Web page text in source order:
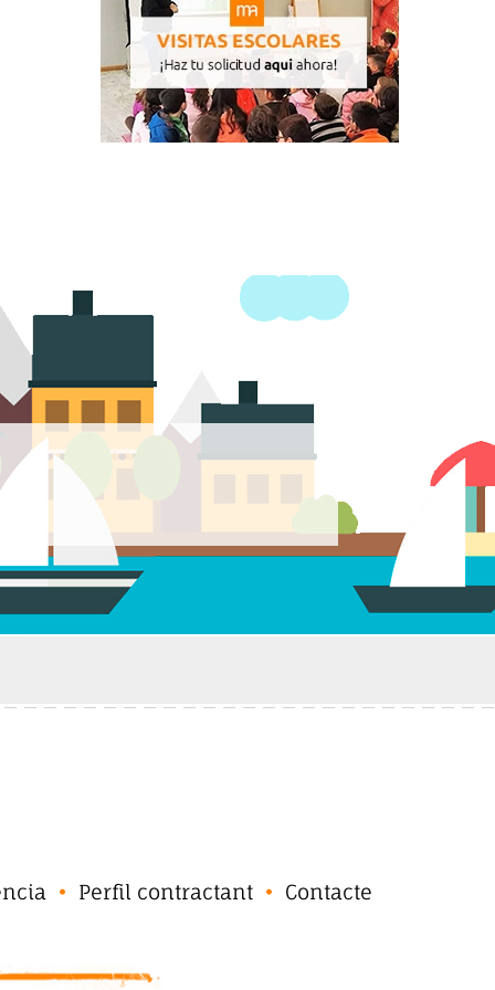
Perfil contractant Contacte